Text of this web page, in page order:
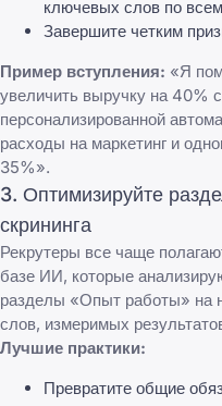
ключевых слов по
Завершите четким
Пример вступления: «Я
увеличить выручку на 40%
персонализированной
расходы на маркетинг и
35%».
3. Оптимизируйте
скрининга
Рекрутеры все чаще
базе ИИ, которые
разделы «Опыт работы» на
слов, измеримых
Лучшие практики:
Превратите общие